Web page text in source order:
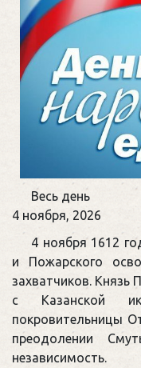
День
народного
единства
Весь день
4 ноября, 2026
4 ноября 1612
и Пожарского
захватчиков. Князь
с Казанской
покровительницы
преодолении
независимость.